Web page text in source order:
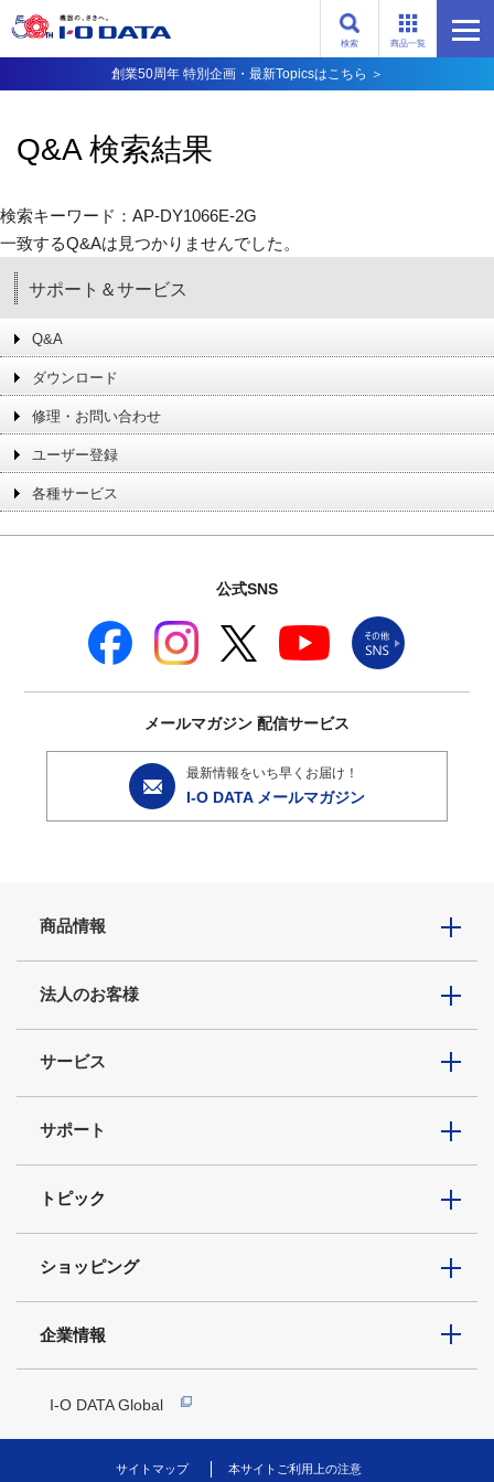
商品一覧
検索
創業50周年 特別企画・最新Topicsはこちら ＞
Q&A 検索結果
検索キーワード：AP-DY1066E-2G
一致するQ&Aは見つかりませんでした。
サポート＆サービス
Q&A
ダウンロード
修理・お問い合わせ
ユーザー登録
各種サービス
公式SNS
メールマガジン 配信サービス
最新情報をいち早くお届け！
I-O DATA メールマガジン
商品情報
法人のお客様
サービス
サポート
トピック
ショッピング
企業情報
I-O DATA Global
サイトマップ 本サイトご利用上の注意